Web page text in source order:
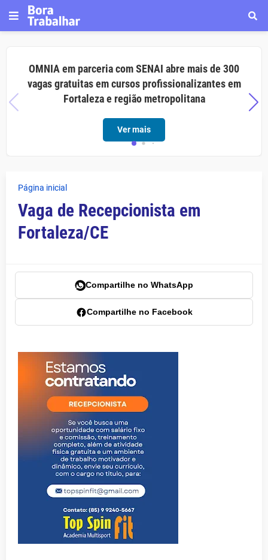
OMNIA em parceria com SENAI abre mais de 300
vagas gratuitas em cursos profissionalizantes em
Fortaleza e região metropolitana
Ver mais
Página inicial
Vaga de Recepcionista em
Fortaleza/CE
Compartilhe no WhatsApp
Compartilhe no Facebook